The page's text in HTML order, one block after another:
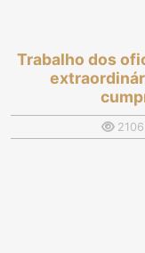
Trabalho dos
2106